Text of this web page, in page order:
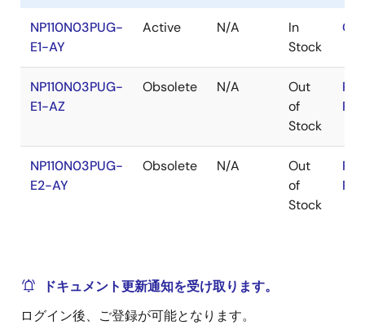
NP110N03PUG-
E1-AY
Active N/A
In
Stock
NP110N03PUG-
E1-AZ
Obsolete N/A
Out
of
Stock
NP110N03PUG-
E2-AY
Obsolete N/A
Out
of
Stock
ドキュメント更新通知を受け取ります。
ログイン後、ご登録が可能となります。